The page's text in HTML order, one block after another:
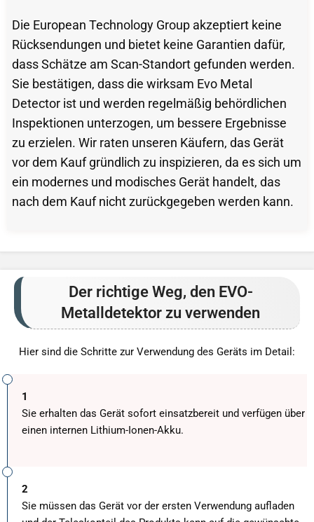
Die European Technology Group akzeptiert keine
Rücksendungen und bietet keine Garantien dafür,
dass Schätze am Scan-Standort gefunden werden.
Sie bestätigen, dass die wirksam Evo Metal
Detector ist und werden regelmäßig behördlichen
Inspektionen unterzogen, um bessere Ergebnisse
zu erzielen. Wir raten unseren Käufern, das Gerät
vor dem Kauf gründlich zu inspizieren, da es sich um
ein modernes und modisches Gerät handelt, das
nach dem Kauf nicht zurückgegeben werden kann.
Der richtige Weg, den EVO-
Metalldetektor zu verwenden
Hier sind die Schritte zur Verwendung des Geräts im Detail:
1
Sie erhalten das Gerät sofort einsatzbereit und verfügen über
einen internen Lithium-Ionen-Akku.
2
Sie müssen das Gerät vor der ersten Verwendung aufladen